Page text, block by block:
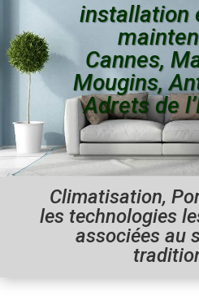
installation
Cannes,
Mougins,
Adrets de
Climatisation,
les technologies
associées au